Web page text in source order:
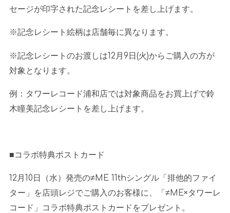
セージが印字された記念レシートを差し上げます。
※記念レシート絵柄は店舗毎に異なります。
※記念レシートのお渡しは12 月 9 日 (火)からご購入の方が
対象となります。
例：タワーレコード浦和店では対象商品をお買上げで鈴
木瞳美記念レシートを差し上げます。
■コラボ特典ポストカード
12月 10 日（水）発売の≠ME 11thシングル「排他的ファイ
ター」を店頭レジでご購入のお客様に、「 ≠ME×タワーレ
コード」コラボ特典ポストカードをプレゼント。